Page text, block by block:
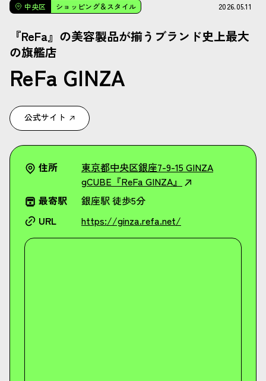
中央区 ショッピング＆スタイル 2026.05.11
『ReFa』の美容製品が揃うブランド史上最大
の旗艦店
ReFa GINZA
公式サイト
住所
東京都中央区銀座7-9-15 GINZA
gCUBE『ReFa GINZA』
最寄駅
銀座駅 徒歩5分
URL
https://ginza.refa.net/